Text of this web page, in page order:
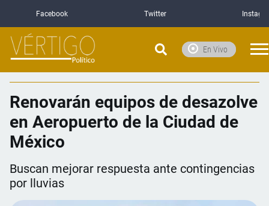
Facebook Twitter
En Vivo
Renovarán equipos de desazolve
en Aeropuerto de la Ciudad de
México
Buscan mejorar respuesta ante contingencias
por lluvias